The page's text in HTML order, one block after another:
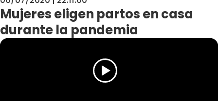
Mujeres eligen partos en casa
durante la pandemia